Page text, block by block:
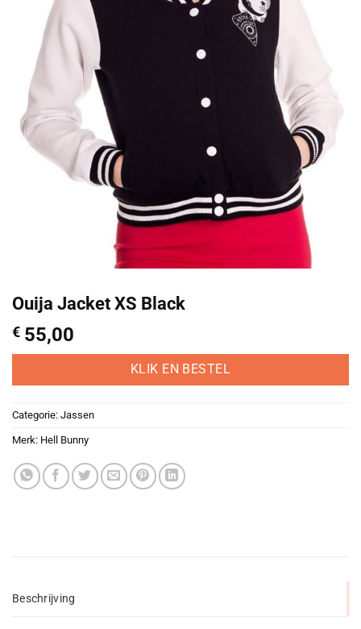
Ouija Jacket XS Black
€ 55,00
KLIK EN BESTEL
Categorie: Jassen
Merk: Hell Bunny
Beschrijving